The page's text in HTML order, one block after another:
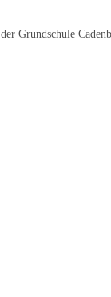
Grundschule